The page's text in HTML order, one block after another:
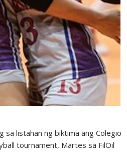
sa listahan ng biktima ang Colegio
tournament, Martes sa FilOil